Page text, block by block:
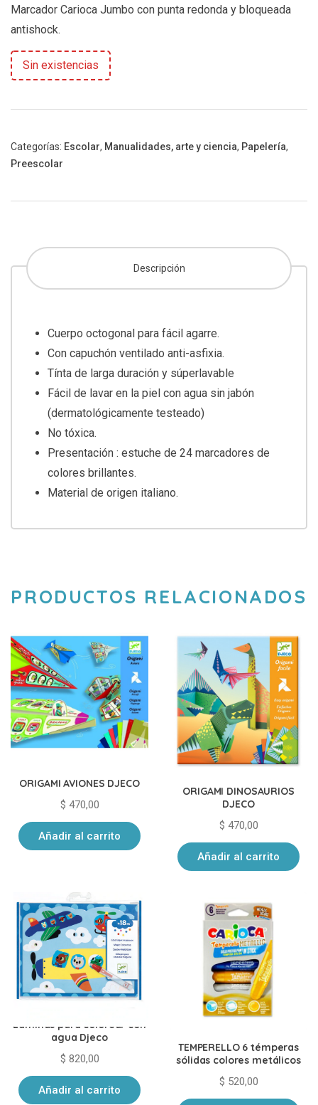
Marcador Carioca Jumbo con punta redonda y bloqueada
antishock.
Sin existencias
Categorías: Escolar, Manualidades, arte y ciencia, Papelería,
Preescolar
Descripción
Cuerpo octogonal para fácil agarre.
Con capuchón ventilado anti-asfixia.
Tínta de larga duración y súperlavable
Fácil de lavar en la piel con agua sin jabón
(dermatológicamente testeado)
No tóxica.
Presentación : estuche de 24 marcadores de
colores brillantes.
Material de origen italiano.
PRODUCTOS RELACIONADOS
ORIGAMI AVIONES DJECO
$ 470,00
Añadir al carrito
ORIGAMI DINOSAURIOS
DJECO
$ 470,00
Añadir al carrito
Laminas para colorear con
agua Djeco
$ 820,00
Añadir al carrito
TEMPERELLO 6 témperas
sólidas colores metálicos
$ 520,00